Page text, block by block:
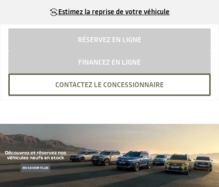
Estimez la reprise de votre véhicule
RÉSERVEZ EN LIGNE
FINANCEZ EN LIGNE
CONTACTEZ LE CONCESSIONNAIRE